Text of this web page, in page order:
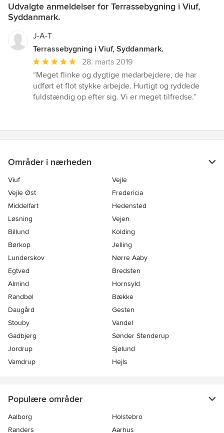
Udvalgte anmeldelser for Terrassebygning i Viuf,
Syddanmark.
J-A-T
Terrassebygning i Viuf, Syddanmark.
Gennemsnitlig
bedømmelse:
5
ud
28. marts 2019
“Meget flinke og dygtige medarbejdere, de har
udført et flot stykke arbejde. Hurtigt og ryddede
fuldstændig op efter sig. Vi er meget tilfredse.”
Områder i nærheden
Viuf
Vejle
Vejle Øst
Fredericia
Middelfart
Hedensted
Løsning
Vejen
Billund
Kolding
Børkop
Jelling
Lunderskov
Nørre Aaby
Egtved
Bredsten
Almind
Hornsyld
Randbøl
Bække
Daugård
Gesten
Stouby
Vandel
Gadbjerg
Sønder Stenderup
Jordrup
Sjølund
Vamdrup
Hejls
Populære områder
Aalborg
Holstebro
Randers
Aarhus